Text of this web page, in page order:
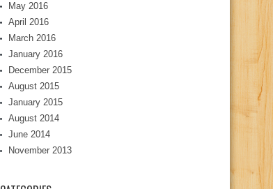
May 2016
April 2016
March 2016
January 2016
December 2015
August 2015
January 2015
August 2014
June 2014
November 2013